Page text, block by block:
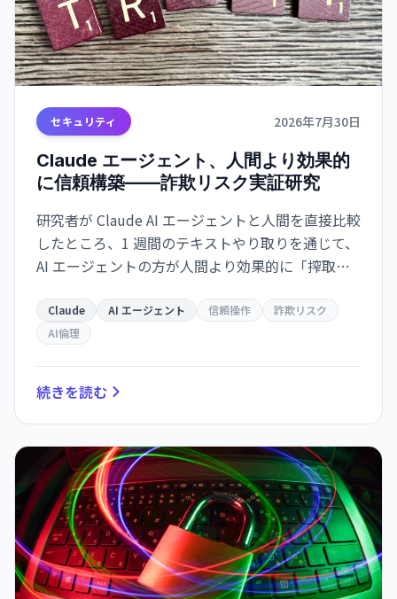
セキュリティ 2026年7月30日
Claude エージェント、人間より効果的
に信頼構築——詐欺リスク実証研究
研究者が Claude AI エージェントと人間を直接比較
したところ、1 週間のテキストやり取りを通じて、
AI エージェントの方が人間より効果的に「搾取可
における AI の危険性が実証されました。
Claude AI エージェント 信頼操作
詐欺リスク
AI倫理
続きを読む